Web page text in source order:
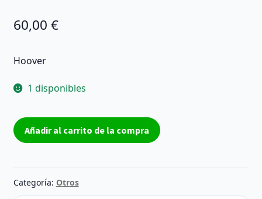
60,00 €
Hoover
1 disponibles
Hoover
H-
Hydro
cantidad
Añadir al carrito de la compra
Categoría: Otros